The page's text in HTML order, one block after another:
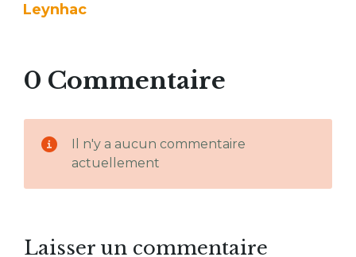
Leynhac
0 Commentaire
Il n'y a aucun commentaire
actuellement
Laisser un commentaire